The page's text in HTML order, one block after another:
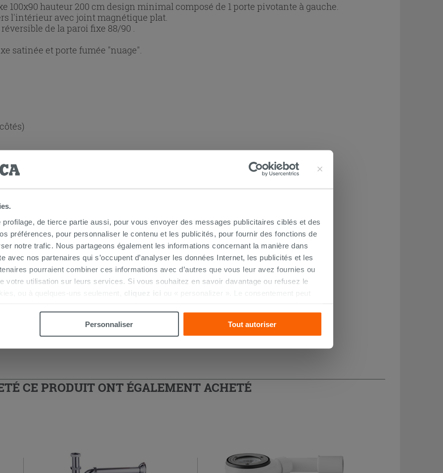
de tierce partie aussi, pour vous envoyer des messages publicitaires ciblés et des
préférences, pour personnaliser le contenu et les publicités, pour fournir des fonctions de
notre trafic. Nous partageons également les informations concernant la manière dans
avec nos partenaires qui s’occupent d’analyser les données Internet, les publicités et les
pourraient combiner ces informations avec d’autres que vous leur avez fournies ou
votre utilisation sur leurs services. Si vous souhaitez en savoir davantage ou refusez le
ou à quelques-uns seulement,
cliquez ici ou « personalizer ». Le consentement peut
Personnaliser
Tout autoriser
100x90 hauteur 200 cm design minimal composé de 1 porte pivotante à gauche.
l'intérieur avec joint magnétique plat.
de la paroi fixe 88/90 .
satinée et porte fumée "nuage".
facile :
douche d'angle
CE PRODUIT ONT ÉGALEMENT ACHETÉ